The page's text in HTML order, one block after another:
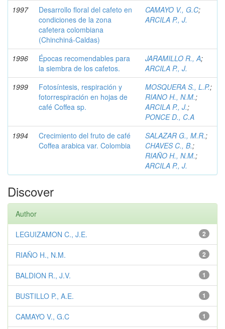
1997
Desarrollo floral del cafeto en
condiciones de la zona
cafetera colombiana
(Chinchiná-Caldas)
CAMAYO V., G.C;
ARCILA P., J.
1996
Épocas recomendables para
la siembra de los cafetos.
JARAMILLO R., A;
ARCILA P., J.
1999
Fotosíntesis, respiración y
fotorrespiración en hojas de
café Coffea sp.
MOSQUERA S., L.P.;
RIANO H., N.M.;
ARCILA P., J.;
PONCE D., C.A
1994
Crecimiento del fruto de café
Coffea arabica var. Colombia
SALAZAR G., M.R.;
CHAVES C., B.;
RIAÑO H., N.M.;
ARCILA P., J.
Discover
Author
2
LEGUIZAMON C., J.E.
2
RIAÑO H., N.M.
1
BALDION R., J.V.
1
BUSTILLO P., A.E.
1
CAMAYO V., G.C